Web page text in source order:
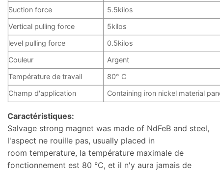
Suction force
5.5kilos
Vertical pulling force
5kilos
level pulling force
0.5kilos
Couleur
Argent
Température de travail
80° C
Champ d'application
Containing iron nickel material
Caractéristiques:
Salvage strong magnet was made of NdFeB and steel,
l'aspect ne rouille pas, usually placed in
room temperature, la température maximale de
fonctionnement est 80 °C, et il n'y aura jamais de